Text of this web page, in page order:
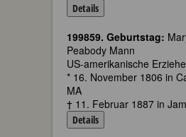
Details
199859. Geburtstag:
Peabody Mann
US-amerikanische
* 16. November 1806 in
MA
† 11. Februar 1887 in
Details